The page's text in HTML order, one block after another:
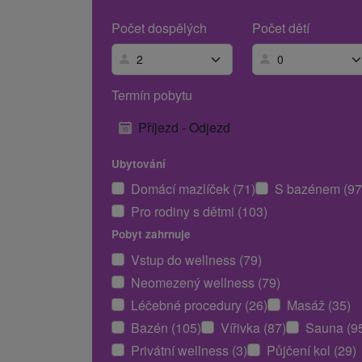
Počet dospělých
Počet dětí
Termín pobytu
Příjezd - Odjezd
Ubytování
Domácí mazlíček (71)
S bazénem
Pro rodiny s dětmi (103)
Pobyt zahrnuje
Vstup do wellness (79)
Neomezený wellness (79)
Léčebné procedury (26)
Masáž (35)
Bazén (105)
Vířivka (87)
Sauna
Privátní wellness (3)
Půjčení kol (29)